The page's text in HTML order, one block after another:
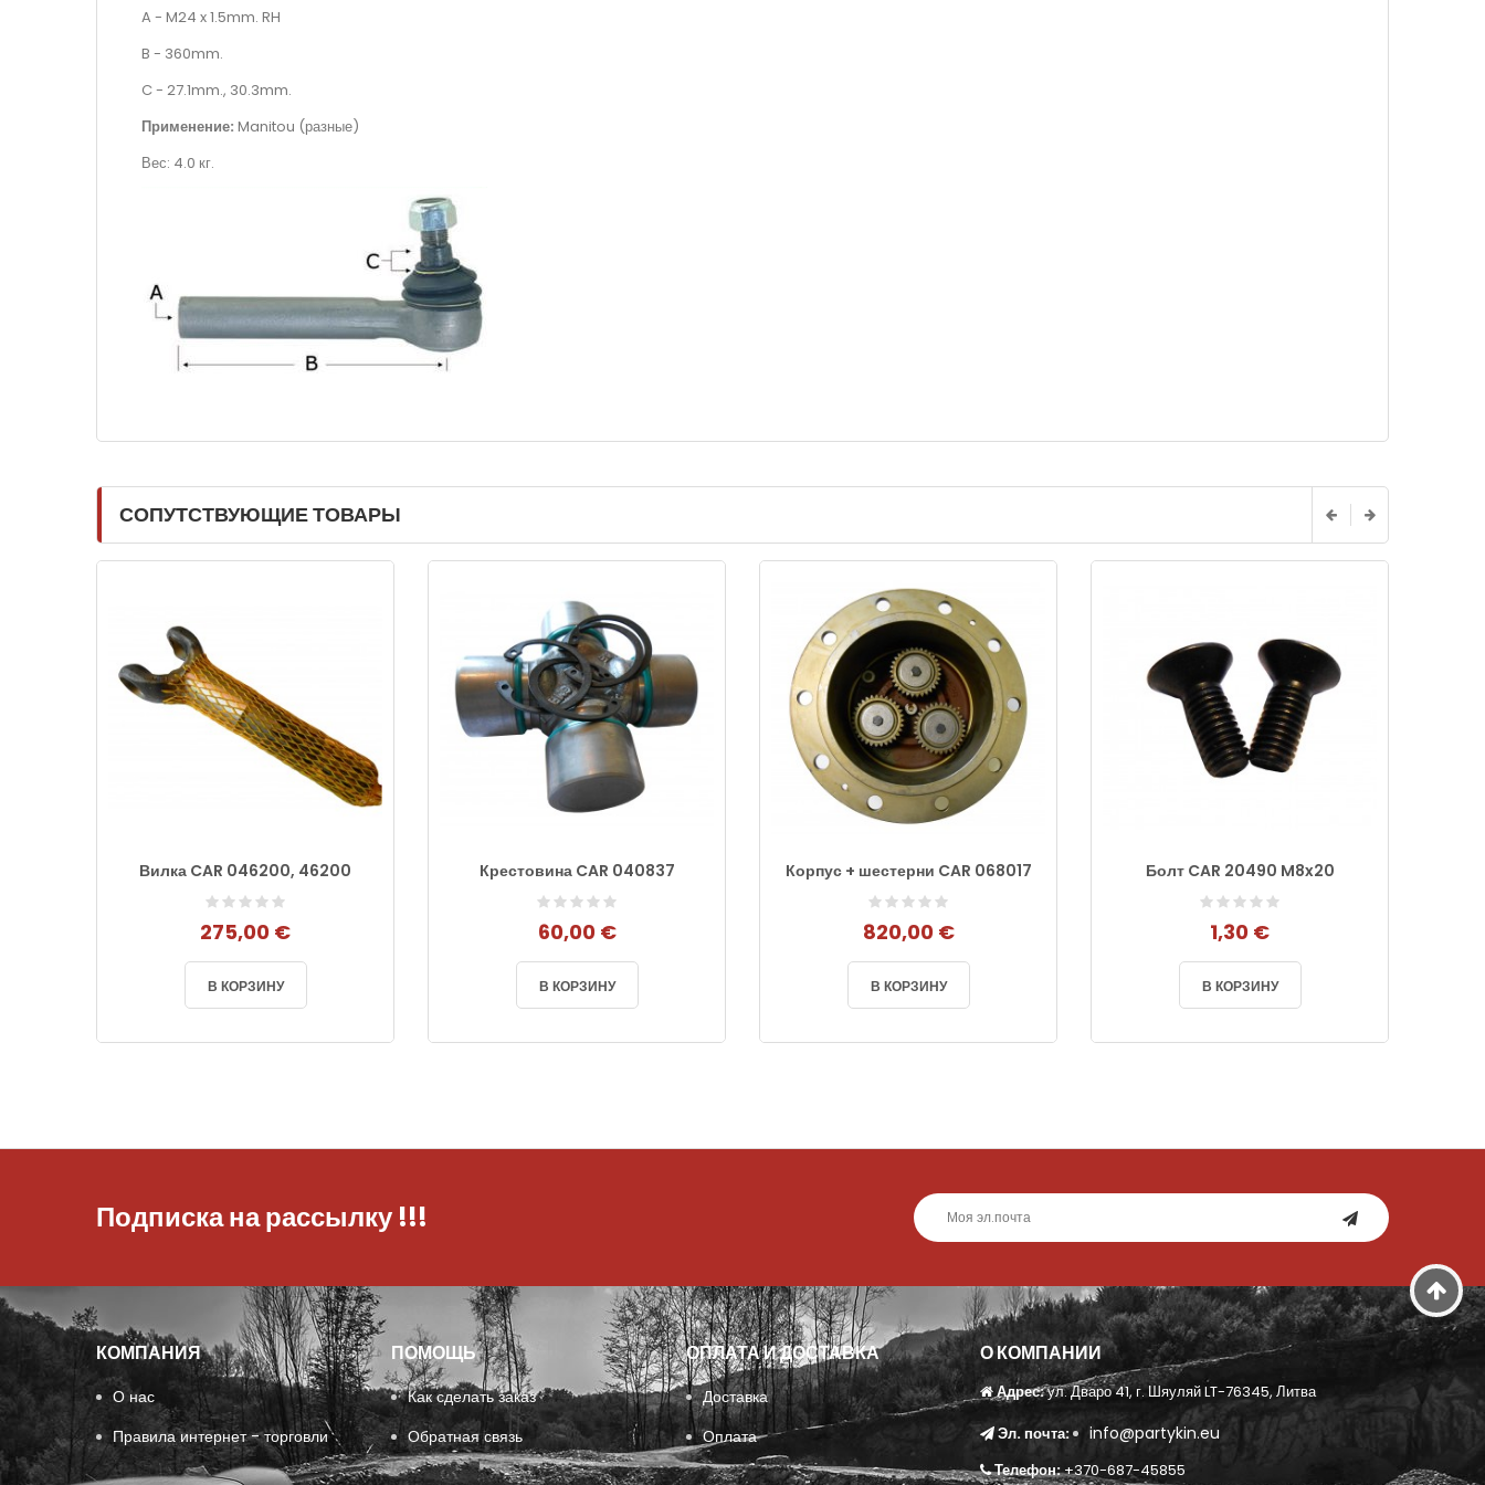
A - M24 x 1.5mm. RH
B - 360mm.
C - 27.1mm., 30.3mm.
Применение: Manitou (разные)
Вес: 4.0 кг.
СОПУТСТВУЮЩИЕ ТОВАРЫ
Вилка CAR 046200, 46200
275,00 €
В КОРЗИНУ
Крестовина CAR 040837
60,00 €
В КОРЗИНУ
Корпус + шестерни CAR 068017
820,00 €
В КОРЗИНУ
Болт CAR 20490 M8x20
1,30 €
В КОРЗИНУ
Подписка на рассылку !!!
КОМПАНИЯ
О нас
Правила интернет - торговли
ПОМОЩЬ
Как сделать заказ
Обратная связь
ОПЛАТА И ДОСТАВКА
Доставка
Оплата
О КОМПАНИИ
Адрес:ул. Дваро 41, г. Шяуляй LT-76345, Литва
Эл. почта:
info@partykin.eu
Телефон:+370-687-45855